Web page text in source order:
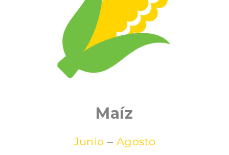
Maíz
Junio – Agosto